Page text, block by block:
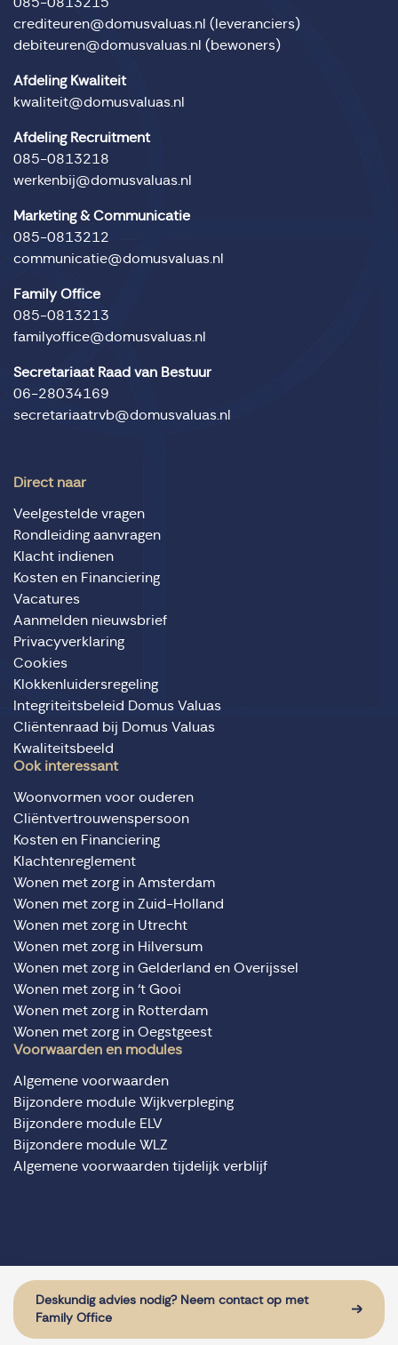
Deskundig advies nodig? Neem contact op met
Family Office
crediteuren@domusvaluas.nl (leveranciers)
debiteuren@domusvaluas.nl (bewoners)
Afdeling Kwaliteit
kwaliteit@domusvaluas.nl
Afdeling Recruitment
085-0813218
werkenbij@domusvaluas.nl
Marketing & Communicatie
085-0813212
communicatie@domusvaluas.nl
Family Office
085-0813213
familyoffice@domusvaluas.nl
Secretariaat Raad van Bestuur
06-28034169
secretariaatrvb@domusvaluas.nl
Direct naar
Veelgestelde vragen
Rondleiding aanvragen
Klacht indienen
Kosten en Financiering
Vacatures
Aanmelden nieuwsbrief
Privacyverklaring
Cookies
Klokkenluidersregeling
Integriteitsbeleid Domus Valuas
Cliëntenraad bij Domus Valuas
Kwaliteitsbeeld
Ook interessant
Woonvormen voor ouderen
Cliëntvertrouwenspersoon
Kosten en Financiering
Klachtenreglement
Wonen met zorg in Amsterdam
Wonen met zorg in Zuid-Holland
Wonen met zorg in Utrecht
Wonen met zorg in Hilversum
Wonen met zorg in Gelderland en Overijssel
Wonen met zorg in ‘t Gooi
Wonen met zorg in Rotterdam
Wonen met zorg in Oegstgeest
Voorwaarden en modules
Algemene voorwaarden
Bijzondere module Wijkverpleging
Bijzondere module ELV
Bijzondere module WLZ
Algemene voorwaarden tijdelijk verblijf
Website door: Sturdy Digital